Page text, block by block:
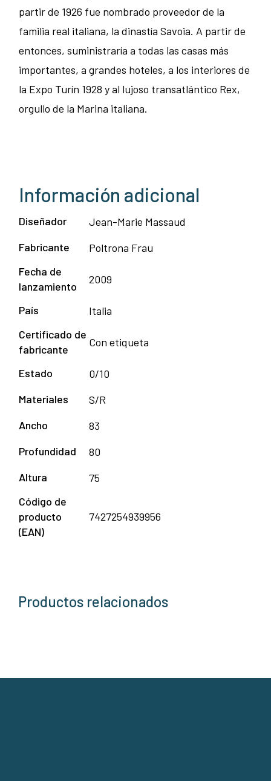
partir de 1926 fue nombrado proveedor de la
familia real italiana, la dinastía Savoia. A partir de
entonces, suministraría a todas las casas más
importantes, a grandes hoteles, a los interiores de
la Expo Turín 1928 y al lujoso transatlántico Rex,
orgullo de la Marina italiana.
Información adicional
Diseñador
Jean-Marie Massaud
Fabricante
Poltrona Frau
Fecha de
lanzamiento
2009
País
Italia
Certificado de
fabricante
Con etiqueta
Estado
0/10
Materiales
S/R
Ancho
83
Profundidad
80
Altura
75
Código de
producto
(EAN)
7427254939956
Productos relacionados